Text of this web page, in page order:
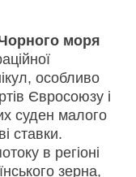
моря
особливо
Євросоюзу і
суден малого
ставки.
в регіоні
зерна,